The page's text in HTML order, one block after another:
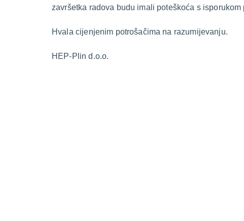
završetka radova budu imali poteškoća s isporukom
Hvala cijenjenim potrošačima na razumijevanju.
HEP-Plin d.o.o.